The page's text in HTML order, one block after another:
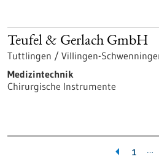
Teufel & Gerlach GmbH
Tuttlingen / Villingen-
Medizintechnik
Chirurgische Instrumente
1 …